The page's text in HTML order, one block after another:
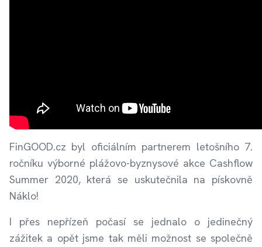
FinGOOD.cz byl oficiálním partnerem letošního 7.
ročníku výborné plážovo-byznysové akce Cashflow
Summer 2020, která se uskutečnila na pískovně
Náklo!
I přes nepřízeň počasí se jednalo o jedinečný
zážitek a opět jsme tak měli možnost se společně